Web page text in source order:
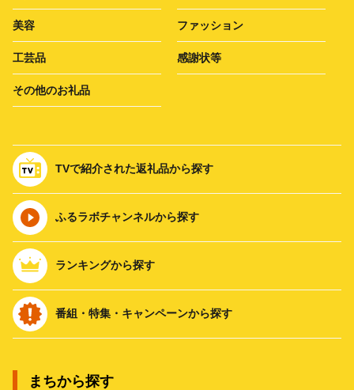
美容 ファッション
工芸品 感謝状等
その他のお礼品
TVで紹介された返礼品から探す
ふるラボチャンネルから探す
ランキングから探す
番組・特集・キャンペーンから探す
まちから探す